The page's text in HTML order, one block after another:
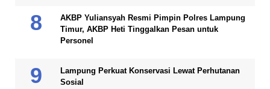
AKBP Yuliansyah Resmi Pimpin Polres Lampung
Timur, AKBP Heti Tinggalkan Pesan untuk
Personel
Lampung Perkuat Konservasi Lewat Perhutanan
Sosial